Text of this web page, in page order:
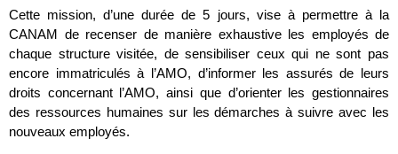
Cette mission, d’une durée de 5 jours, vise à permettre à la
CANAM de recenser de manière exhaustive les employés de
chaque structure visitée, de sensibiliser ceux qui ne sont pas
encore immatriculés à l’AMO, d’informer les assurés de leurs
droits concernant l’AMO, ainsi que d’orienter les gestionnaires
des ressources humaines sur les démarches à suivre avec les
nouveaux employés.